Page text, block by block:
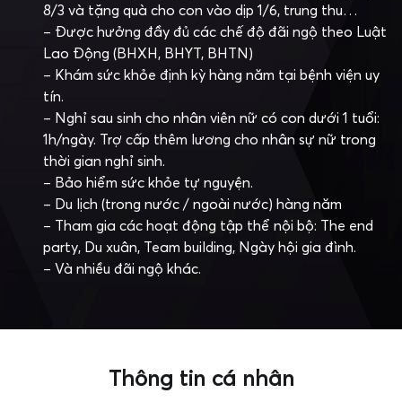
8/3 và tặng quà cho con vào dịp 1/6, trung thu…
– Được hưởng đầy đủ các chế độ đãi ngộ theo Luật
Lao Động (BHXH, BHYT, BHTN)
– Khám sức khỏe định kỳ hàng năm tại bệnh viện uy
tín.
– Nghỉ sau sinh cho nhân viên nữ có con dưới 1 tuổi:
1h/ngày. Trợ cấp thêm lương cho nhân sự nữ trong
thời gian nghỉ sinh.
– Bảo hiểm sức khỏe tự nguyện.
– Du lịch (trong nước / ngoài nước) hàng năm
– Tham gia các hoạt động tập thể nội bộ: The end
party, Du xuân, Team building, Ngày hội gia đình.
– Và nhiều đãi ngộ khác.
Thông tin cá nhân